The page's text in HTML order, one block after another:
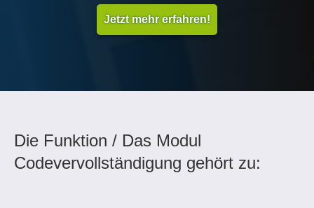
Jetzt mehr erfahren!
Die Funktion / Das Modul
Codevervollständigung gehört zu: